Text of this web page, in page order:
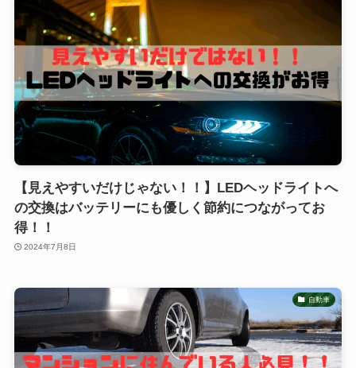
【見えやすいだけじゃない！！】LEDヘッドライトへ
の交換はバッテリーにも優しく節約につながってお
得！！
2024年7月8日
自動車